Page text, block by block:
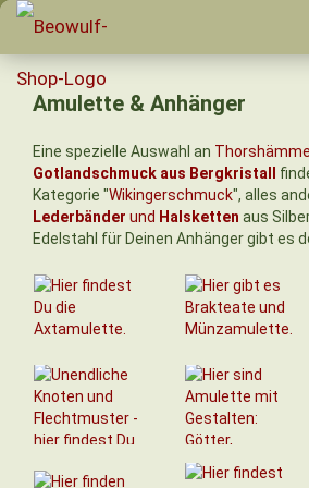
Amulette & Anhänger
Eine spezielle Auswahl an
Gotlandschmuck aus Bergkristall
Kategorie "Wikingerschmuck", alles
Lederbänder und Halsketten aus
Edelstahl für Deinen Anhänger gibt es